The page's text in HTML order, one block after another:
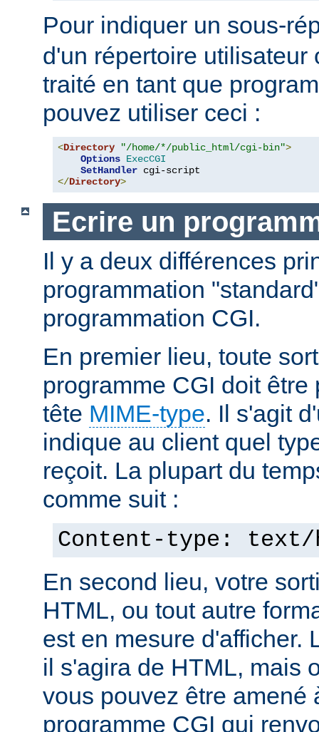
Pour indiquer un sous-
d'un répertoire utilisateur
traité en tant que
pouvez utiliser ceci :
<Directory "/home/*/public_html/cgi-bin">
Options ExecCGI
SetHandler
</Directory>
Ecrire un
Il y a deux différences
programmation
programmation CGI.
En premier lieu, toute
programme CGI doit être
tête MIME-type. Il s'agit
indique au client quel
reçoit. La plupart du
comme suit :
Content-type: text/
En second lieu, votre
HTML, ou tout autre
est en mesure d'afficher.
il s'agira de HTML, mais
vous pouvez être amené
programme CGI qui